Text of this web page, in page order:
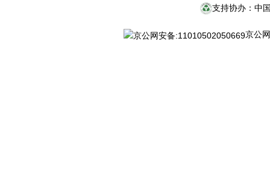
支持协办：中
京公